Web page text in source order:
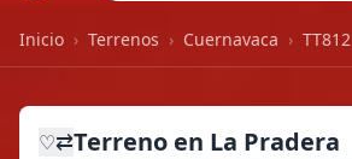
Inicio › Terrenos › Cuernavaca › TT812
♡⇄Terreno en La Pradera